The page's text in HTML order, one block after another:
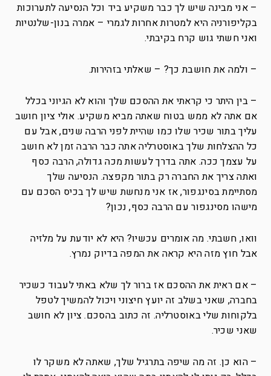
– אני מבינה שיש לך כבר משקיע ביד וכל הנסיעה לתערוכות
בקליפורניה היא למטרות אחרות לגמרי – אמרה בנון-שלנטיות
ואני חשתי גוש קרח בקיבתי.
– ולמה את חושבת כך? – שאלתי בזהירות.
– בין היתר כי קראתי את ההסכם שלך והוא לא הגיוני בכלל
אם אתה לא ממש בטוח שאתה מביא משקיע. אולי ציון חושב
עליך בתור שכיר שלו כמו שהיית לפני הרבה שנים, אבל עם
כל ההצלחות שלך באוסטרליה אתה כבר הרבה זמן לא חושב
על עצמך ככה. אתה בדרך לעשות מכה גדולה, הרבה כסף
ואתה צריך את החברה רק בתור מקפצה. הנסיעה שלך
מסתיימת בסינגפור, אז אני מנחשת שיש לך בכיס הסכם עם
מישהו מסינגפור עם הרבה כסף, נכון?
וואו, חשבתי. מה אומרים עכשיו? היא לא יודעת על מלזיה
אבל חוץ מזה היא קראה את המפה בדיוק נמרץ.
– אם ראית את ההסכם אז ברור לך שלא באתי לעבוד כשכיר
בחברה, שאני בשלב זה יועץ חיצוני ויכול להמשיך לטפל
בלקוחות שלי באוסטרליה. זה כתוב בהסכם. ציון לא חושב
שאני שכיר.
– הוא כן. זה מה שיפה בתרגיל שלך, שאתה לא משקר לו